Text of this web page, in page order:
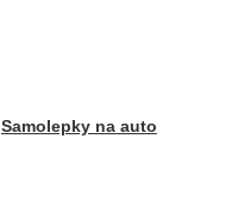
Samolepky na auto